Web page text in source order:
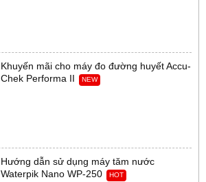
Khuyến mãi cho máy đo đường huyết Accu-
Chek Performa II
NEW
Hướng dẫn sử dụng máy tăm nước
Waterpik Nano WP-250
HOT